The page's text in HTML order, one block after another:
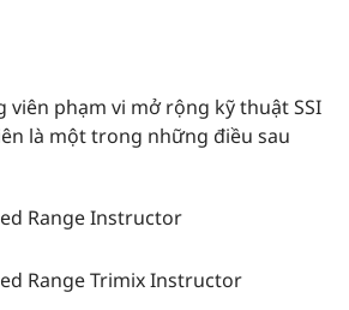
viên phạm vi mở rộng kỹ thuật SSI
là một trong những điều sau
Range Instructor
Range Trimix Instructor